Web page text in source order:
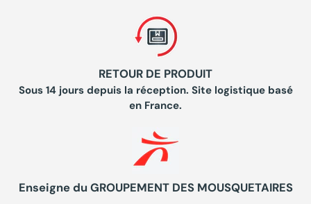
RETOUR DE PRODUIT
Sous 14 jours depuis la réception. Site logistique basé
en France.
Enseigne du GROUPEMENT DES MOUSQUETAIRES